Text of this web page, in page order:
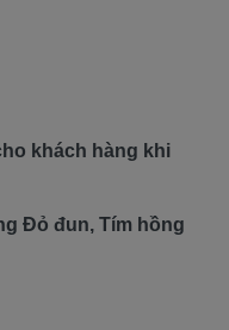
khách hàng khi
Đỏ đun, Tím hồng